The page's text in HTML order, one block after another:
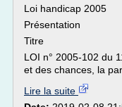
Loi handicap 2005
Présentation
Titre
LOI n° 2005-102 du
et des chances, la
Lire la suite